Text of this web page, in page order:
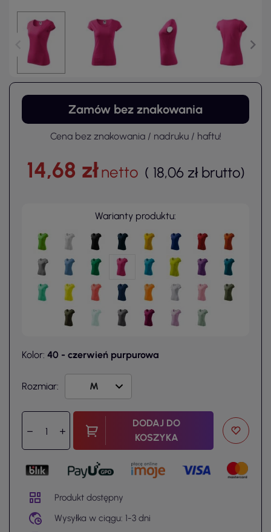
Zamów bez znakowania
Cena bez znakowania / nadruku / haftu!
14,68 złnetto ( 18,06 zł brutto)
Warianty produktu:
Kolor: 40 - czerwień purpurowa
Rozmiar:
DODAJ DO
KOSZYKA
Produkt dostępny
Wysyłka w ciągu: 1-3 dni